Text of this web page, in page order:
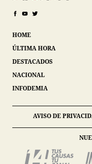
HOME
ÚLTIMA HORA
DESTACADOS
NACIONAL
INFODEMIA
AVISO DE